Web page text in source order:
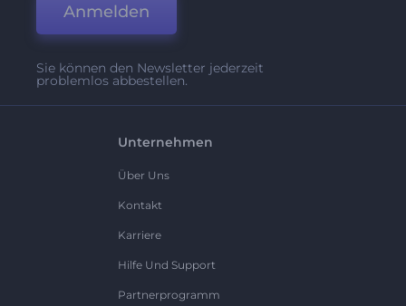
Anmelden
Sie können den Newsletter jederzeit
problemlos abbestellen.
Unternehmen
Über Uns
Kontakt
Karriere
Hilfe Und Support
Partnerprogramm